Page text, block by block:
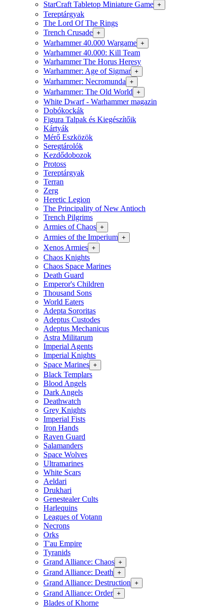
StarCraft Tabletop Miniature Game +
Tereptárgyak
The Lord Of The Rings
Trench Crusade +
Warhammer 40.000 Wargame +
Warhammer 40.000: Kill Team
Warhammer The Horus Heresy
Warhammer: Age of Sigmar +
Warhammer: Necromunda +
Warhammer: The Old World +
White Dwarf - Warhammer magazin
Dobókockák
Figura Talpak és Kiegészítőik
Kártyák
Mérő Eszközök
Seregtárolók
Kezdődobozok
Protoss
Tereptárgyak
Terran
Zerg
Heretic Legion
The Principality of New Antioch
Trench Pilgrims
Armies of Chaos +
Armies of the Imperium +
Xenos Armies +
Chaos Knights
Chaos Space Marines
Death Guard
Emperor's Children
Thousand Sons
World Eaters
Adepta Sororitas
Adeptus Custodes
Adeptus Mechanicus
Astra Militarum
Imperial Agents
Imperial Knights
Space Marines +
Black Templars
Blood Angels
Dark Angels
Deathwatch
Grey Knights
Imperial Fists
Iron Hands
Raven Guard
Salamanders
Space Wolves
Ultramarines
White Scars
Aeldari
Drukhari
Genestealer Cults
Harlequins
Leagues of Votann
Necrons
Orks
T'au Empire
Tyranids
Grand Alliance: Chaos +
Grand Alliance: Death +
Grand Alliance: Destruction +
Grand Alliance: Order +
Blades of Khorne